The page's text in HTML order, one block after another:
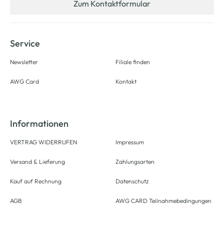
Zum Kontaktformular
Service
Newsletter
AWG Card
Filiale finden
Kontakt
Informationen
VERTRAG WIDERRUFEN
Versand & Lieferung
Kauf auf Rechnung
AGB
Impressum
Zahlungsarten
Datenschutz
AWG CARD Teilnahmebedingungen